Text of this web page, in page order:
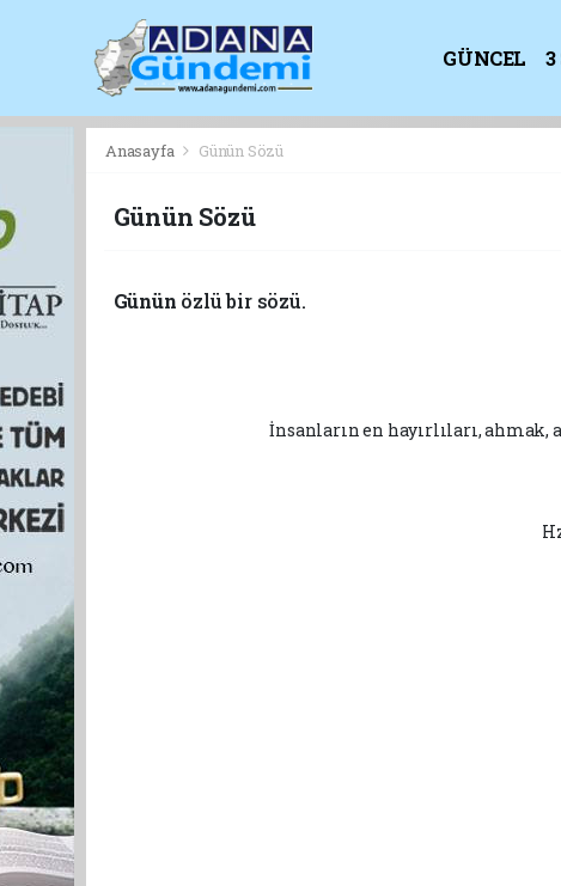
GÜNCEL 3
Anasayfa Günün Sözü
Günün Sözü
Günün özlü bir sözü.
İnsanların en hayırlıları,